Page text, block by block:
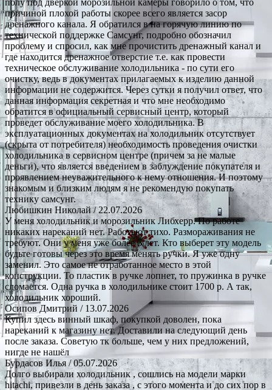
причиной плохой работы скорее всего является засор
дренажного канала. Я обратился в на горячую линию по
технической поддержке Самсунг, подробно обозначил
проблему и спросил, как мне прочистить дренажный канал и
где находится дренажное отверстие т.е. как провести
техническое обслуживание холодильника - по сути его
очистку, ведь в документах прилагаемых к изделию данной
информации не содержится. Через сутки я получил ответ, что
данная информация секретная и что мне необходимо
обратится в официальный сервисный центр, который
проведет обслуживание моего холодильника. В
эксплуатационных документах на холодильник отсутствует
(скрыта от потребителя) необходимость проведения очистки
холодильника в сервисном центре (причем за не малые
деньги), что является введением в заблуждение покупателя и
проявлением неуважительного к нему отношения. И поэтому
знакомым и близким людям я не рекомендую покупать
технику самсунг.
Любишкин Николай/ 22.07.2026
У меня холодильник и морозильник Либхерр. По работе
никаких нареканий нет. Работают тихо. Размораживания не
требуют. Они у меня уже более 5 лет. Кто выберет эту модель
будьте готовы через это время менять ручки. Я уже одну
заменил. Это самое не отработанное место в этой
конструкции. То пластик в ручке лопнет, то пружинка в ручке
сломается. Одна ручка в холодильнике стоит 1700 р. А так,
холодильник хороший.
Осипов Дмитрий / 13.07.2026
Купил здесь винный шкаф, покупкой доволен, пока
нареканий к магазину нет. Доставили на следующий день
после заказа. Советую тк больше, чем у них предложений,
нигде не нашёл
Бурдасов Илья/ 05.07.2026
Долго выбирали холодильник , сошлись на модели марки
hitachi, привезли в день заказа , с этого момента и до сих пор в